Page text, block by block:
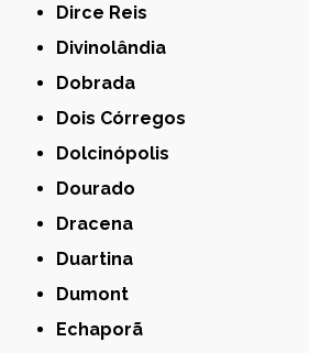
Dirce Reis
Divinolândia
Dobrada
Dois Córregos
Dolcinópolis
Dourado
Dracena
Duartina
Dumont
Echaporã